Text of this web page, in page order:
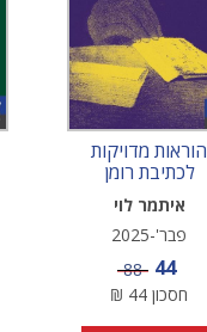
הוראות מדויקות
לכתיבת רומן
איתמר לוי
פבר'-2025
מחיר מבצע
44 מחיר
88
חסכון 44
₪